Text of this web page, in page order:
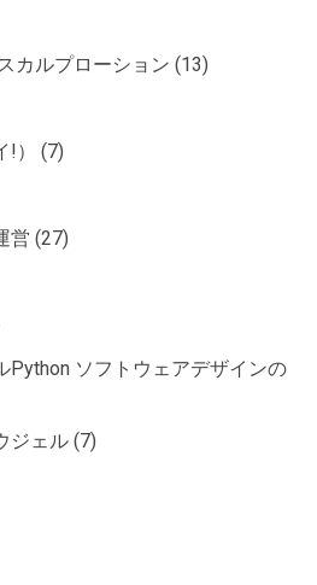
カルプローション (13)
）
(7)
営 (27)
Python ソフトウェアデザインの
ジェル (7)